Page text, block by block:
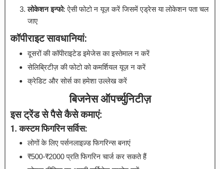
लोकेशन इन्फो: ऐसी फोटो न यूज़ करें जिसमें एड्रेस या लोकेशन पता चल
जाए
कॉपीराइट सावधानियां:
दूसरों की कॉपीराइटेड इमेजेस का इस्तेमाल न करें
सेलिब्रिटीज़ की फोटो को कमर्शियल यूज़ न करें
क्रेडिट और सोर्स का हमेशा उल्लेख करें
बिजनेस ऑपर्च्युनिटीज़
इस ट्रेंड से पैसे कैसे कमाएं:
1. कस्टम फिगरिन सर्विस:
लोगों के लिए पर्सनलाइज़्ड फिगरिन्स बनाएं
₹500-₹2000 प्रति फिगरिन चार्ज कर सकते हैं